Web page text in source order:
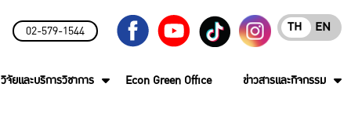
02-579-1544 EN
TH
วิจัยและบริการวิชาการ Econ Green Office ข่าวสารและกิจกรรม